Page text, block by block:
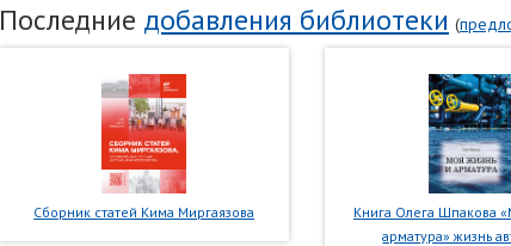
Последние добавления библиотеки (
Сборник статей Кима Миргаязова
Книга Олега Шпакова
арматура» жизнь